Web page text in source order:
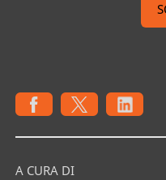
A CURA DI